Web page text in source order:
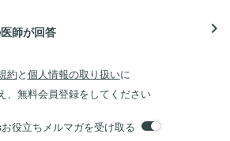
師が回答 navigate_next
約 と 個人情報の取り扱いに
、無料会員登録をしてください
役立ちメルマガを受け取る